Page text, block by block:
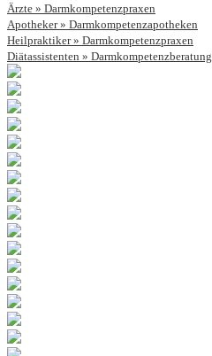
Ärzte » Darmkompetenzpraxen
Apotheker » Darmkompetenzapotheken
Heilpraktiker » Darmkompetenzpraxen
Diätassistenten » Darmkompetenzberatung